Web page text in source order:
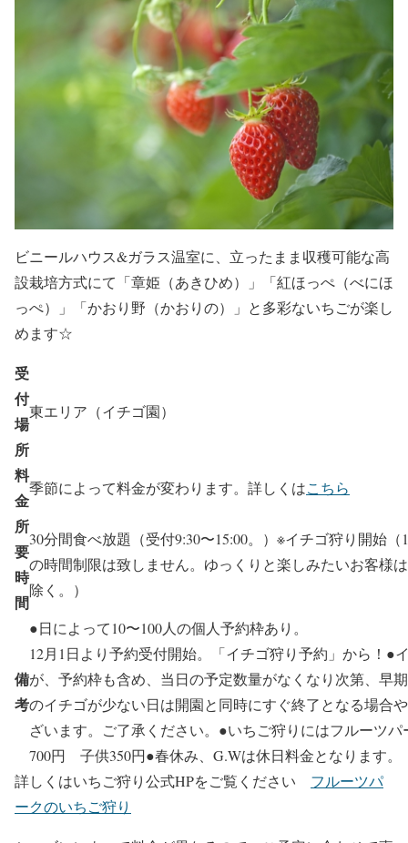
ビニールハウス&ガラス温室に、立ったまま収穫可能な高
設栽培方式にて「章姫（あきひめ）」「紅ほっぺ（べにほ
っぺ）」「かおり野（かおりの）」と多彩ないちごが楽し
めます☆
受
付
場
所
東エリア（イチゴ園）
料
金
季節によって料金が変わります。詳しくはこちら
所
要
時
間
30分間食べ放題（受付9:30〜15:00。）※イチゴ狩り開始
の時間制限は致しません。ゆっくりと楽しみたいお客様
除く。）
備
考
●日によって10〜100人の個人予約枠あり。
12月1日より予約受付開始。「イチゴ狩り予約」から！●
が、予約枠も含め、当日の予定数量がなくなり次第、早
のイチゴが少ない日は開園と同時にすぐ終了となる場合
ざいます。ご了承ください。●いちご狩りにはフルーツ
700円 子供350円●春休み、G.Wは休日料金となります。
詳しくはいちご狩り公式HPをご覧ください フルーツパ
ークのいちご狩り